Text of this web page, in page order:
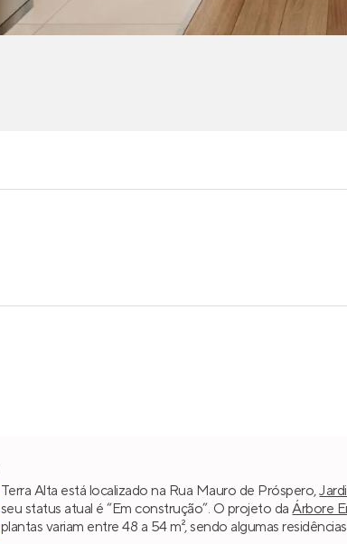
Terra Alta está localizado na Rua Mauro de Próspero,
seu status atual é “Em construção”. O projeto daÁrbore
plantas variam entre 48 a 54 m², sendo algumas